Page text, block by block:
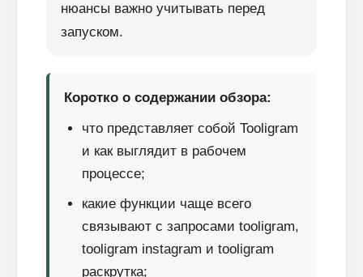
нюансы важно учитывать перед
запуском.
Коротко о содержании обзора:
что представляет собой Tooligram
и как выглядит в рабочем
процессе;
какие функции чаще всего
связывают с запросами tooligram,
tooligram instagram и tooligram
раскрутка;